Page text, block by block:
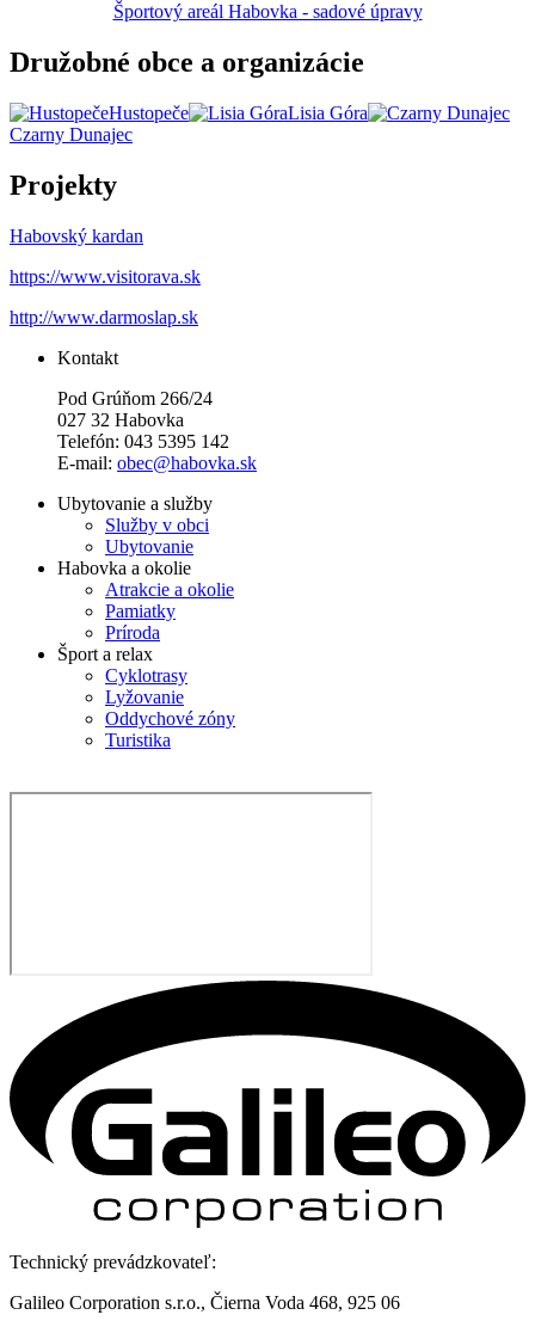
Športový areál Habovka - sadové úpravy
Družobné obce a organizácie
Hustopeče
Lisia Góra
Czarny Dunajec
Projekty
Habovský kardan
https://www.visitorava.sk
http://www.darmoslap.sk
Kontakt
Pod Grúňom 266/24
027 32 Habovka
Telefón: 043 5395 142
E-mail: obec@habovka.sk
Ubytovanie a služby
Služby v obci
Ubytovanie
Habovka a okolie
Atrakcie a okolie
Pamiatky
Príroda
Šport a relax
Cyklotrasy
Lyžovanie
Oddychové zóny
Turistika
Technický prevádzkovateľ:
Galileo Corporation s.r.o., Čierna Voda 468, 925 06